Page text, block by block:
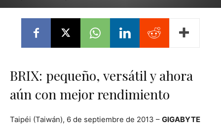
BRIX: pequeño, versátil y ahora
aún con mejor rendimiento
Taipéi (Taiwán), 6 de septiembre de 2013 – GIGABYTE